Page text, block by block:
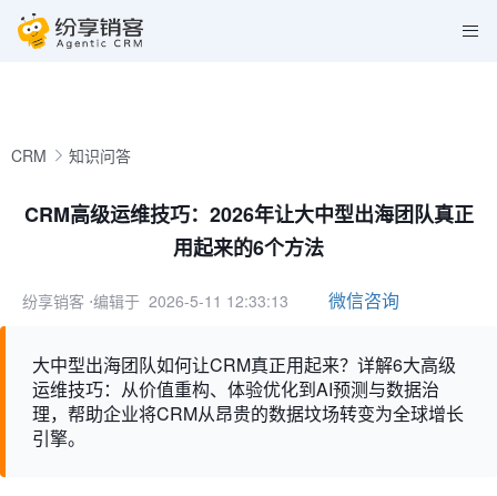
CRM 知识问答
CRM高级运维技巧：2026年让大中型出海团队真正
用起来的6个方法
纷享销客 ⋅编辑于 2026-5-11 12:33:13 微信咨询
大中型出海团队如何让CRM真正用起来？详解6大高级
运维技巧：从价值重构、体验优化到AI预测与数据治
理，帮助企业将CRM从昂贵的数据坟场转变为全球增长
引擎。